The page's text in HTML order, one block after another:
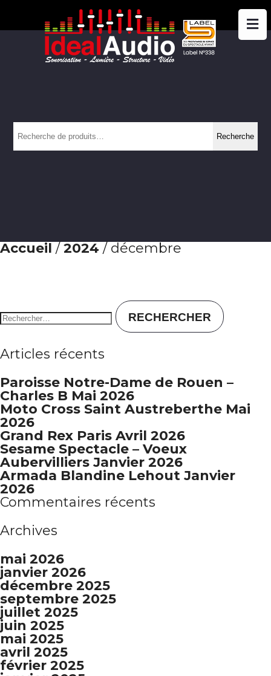
Recherche
pour :
Recherche
Accueil /2024 / décembre
Articles récents
Paroisse Notre-Dame de Rouen –
Charles B Mai 2026
Moto Cross Saint Austreberthe Mai
2026
Grand Rex Paris Avril 2026
Sesame Spectacle – Voeux
Aubervilliers Janvier 2026
Armada Blandine Lehout Janvier
2026
Commentaires récents
Archives
mai 2026
janvier 2026
décembre 2025
septembre 2025
juillet 2025
juin 2025
mai 2025
avril 2025
février 2025